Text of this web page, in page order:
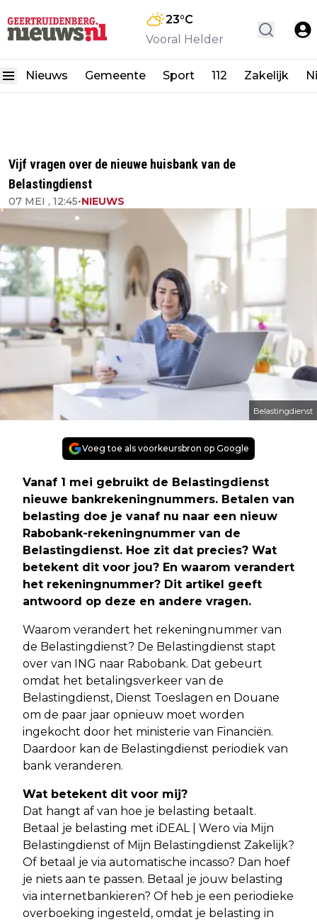
23°C
Vooral Helder
Nieuws Gemeente Sport 112 Zakelijk
Vijf vragen over de nieuwe huisbank van de
Belastingdienst
07 MEI , 12:45•NIEUWS
Belastingdienst
Voeg toe als voorkeursbron op Google
Vanaf 1 mei gebruikt de Belastingdienst
nieuwe bankrekeningnummers. Betalen van
belasting doe je vanaf nu naar een nieuw
Rabobank-rekeningnummer van de
Belastingdienst. Hoe zit dat precies? Wat
betekent dit voor jou? En waarom verandert
het rekeningnummer? Dit artikel geeft
antwoord op deze en andere vragen.
Waarom verandert het rekeningnummer van
de Belastingdienst? De Belastingdienst stapt
over van ING naar Rabobank. Dat gebeurt
omdat het betalingsverkeer van de
Belastingdienst, Dienst Toeslagen en Douane
om de paar jaar opnieuw moet worden
ingekocht door het ministerie van Financiën.
Daardoor kan de Belastingdienst periodiek van
bank veranderen.
Wat betekent dit voor mij?
Dat hangt af van hoe je belasting betaalt.
Betaal je belasting met iDEAL | Wero via Mijn
Belastingdienst of Mijn Belastingdienst Zakelijk?
Of betaal je via automatische incasso? Dan hoef
je niets aan te passen. Betaal je jouw belasting
via internetbankieren? Of heb je een periodieke
overboeking ingesteld, omdat je belasting in